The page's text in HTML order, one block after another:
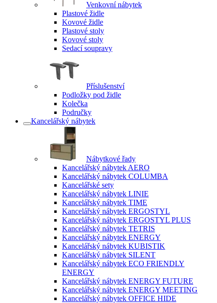
Venkovní nábytek
Plastové židle
Kovové židle
Plastové stoly
Kovové stoly
Sedací soupravy
Příslušenství
Podložky pod židle
Kolečka
Područky
Kancelářský nábytek
Nábytkové řady
Kancelářský nábytek AERO
Kancelářský nábytek COLUMBA
Kancelářské sety
Kancelářský nábytek LINIE
Kancelářský nábytek TIME
Kancelářský nábytek ERGOSTYL
Kancelářský nábytek ERGOSTYL PLUS
Kancelářský nábytek TETRIS
Kancelářský nábytek ENERGY
Kancelářský nábytek KUBISTIK
Kancelářský nábytek SILENT
Kancelářský nábytek ECO FRIENDLY
ENERGY
Kancelářský nábytek ENERGY FUTURE
Kancelářský nábytek ENERGY MEETING
Kancelářský nábytek OFFICE HIDE